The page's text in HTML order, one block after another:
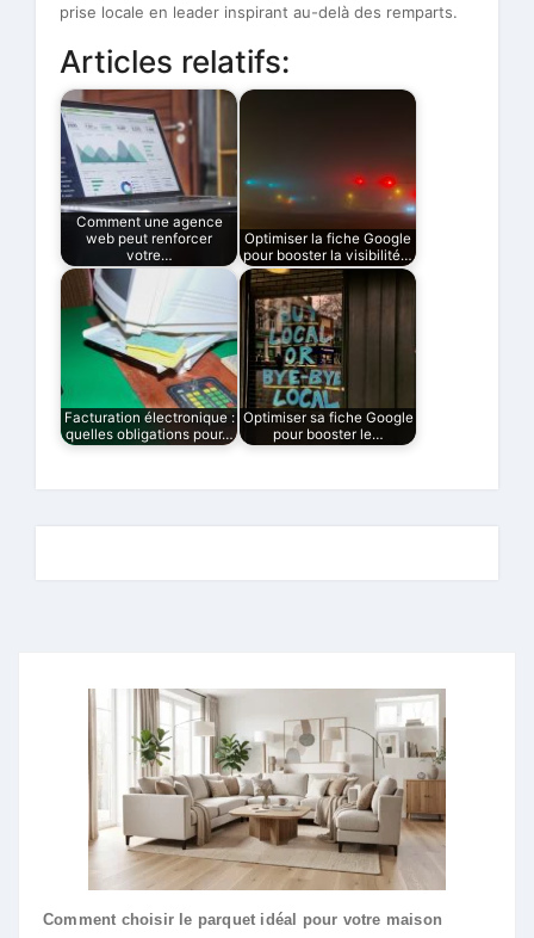
prise locale en leader inspirant au-delà des remparts.
Articles relatifs:
Comment une agence
web peut renforcer
votre…
Optimiser la fiche Google
pour booster la visibilité…
Facturation électronique :
quelles obligations pour…
Optimiser sa fiche Google
pour booster le…
Comment choisir le parquet idéal pour votre maison